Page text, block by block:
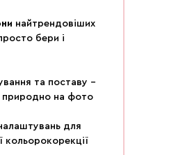
найтрендовіших
бери і
та поставу -
природно на фото
для
кольорокорекції